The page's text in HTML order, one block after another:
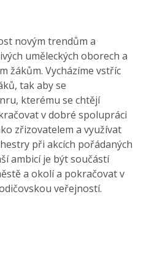
novým trendům a
uměleckých oborech a
žákům. Vycházíme vstříc
tak aby se
kterému se chtějí
v dobré spolupráci
zřizovatelem a využívat
při akcích pořádaných
ambicí je být součástí
a okolí a pokračovat v
veřejností.